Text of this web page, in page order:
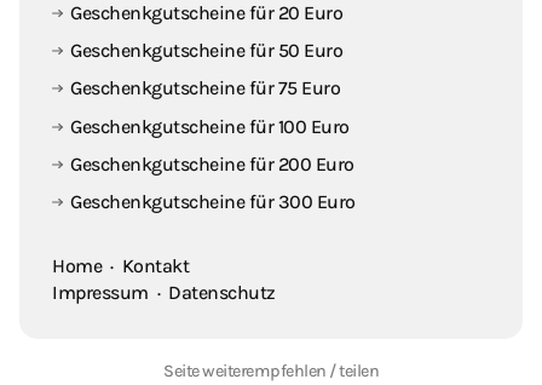
Geschenkgutscheine für 20 Euro
Geschenkgutscheine für 50 Euro
Geschenkgutscheine für 75 Euro
Geschenkgutscheine für 100 Euro
Geschenkgutscheine für 200 Euro
Geschenkgutscheine für 300 Euro
Home· Kontakt
Impressum · Datenschutz
Seite weiterempfehlen / teilen